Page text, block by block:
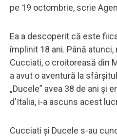
pe 19 octombrie, scrie
Ea a descoperit că este
împlinit 18 ani. Până atunci,
Cucciati, o croitoreasă din
a avut o aventură la
„Ducele” avea 38 de ani și
d'Italia, i-a ascuns acest
Cucciati și Ducele s-au